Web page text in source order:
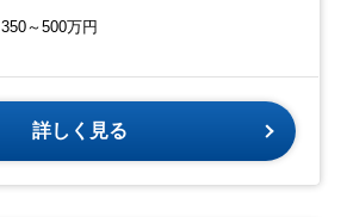
350～500万円
詳しく見る